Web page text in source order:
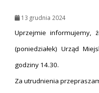
13 grudnia 2024
Uprzejmie
(poniedziałek) Urząd
godziny 14.30.
Za utrudnienia